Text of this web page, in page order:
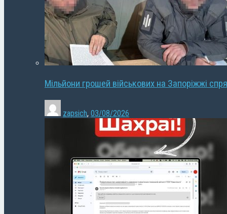
Мільйони грошей військових на Запоріжжі
zapsich, 03/08/2026